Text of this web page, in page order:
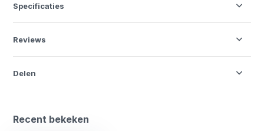
Specificaties
Reviews
Delen
Recent bekeken